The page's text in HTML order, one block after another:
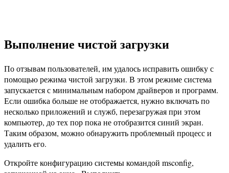
Выполнение чистой загрузки
По отзывам пользователей, им удалось исправить ошибку с
помощью режима чистой загрузки. В этом режиме система
запускается с минимальным набором драйверов и программ.
Если ошибка больше не отображается, нужно включать по
несколько приложений и служб, перезагружая при этом
компьютер, до тех пор пока не отобразится синий экран.
Таким образом, можно обнаружить проблемный процесс и
удалить его.
Откройте конфигурацию системы командой msconfig,